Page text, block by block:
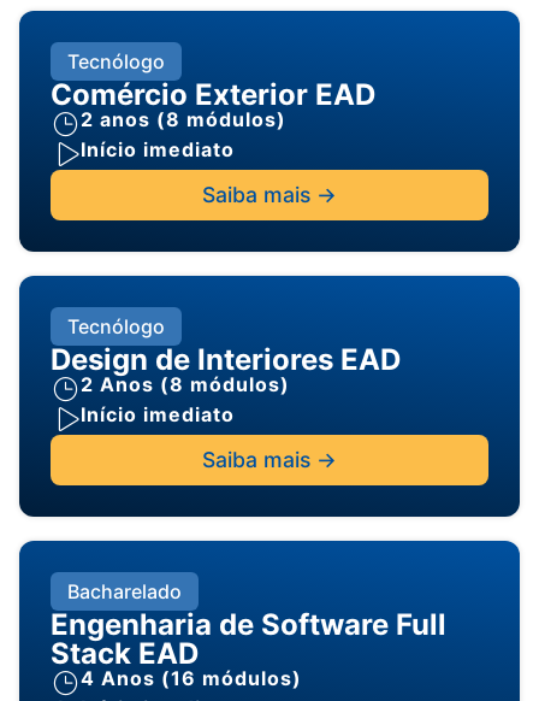
Tecnólogo
Comércio Exterior EAD
2 anos (8 módulos)
Início imediato
Saiba mais ->
Tecnólogo
Design de Interiores EAD
2 Anos (8 módulos)
Início imediato
Saiba mais ->
Bacharelado
Engenharia de Software Full
Stack EAD
4 Anos (16 módulos)